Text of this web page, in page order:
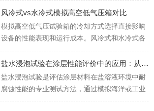
系到测试结果的准确性，还直接影响企业的维护
成本和运营效率。以下从多个维度深入分析影响
其寿命的核心因素：一、设备质量与...
风冷式vs水冷式模拟高空低气压箱对比
模拟高空低气压试验箱的冷却方式选择直接影响
设备的性能表现和运行成本。风冷式和水冷式各
有特点，选择时需要综合考虑设备功率、场地条
件、环境温度等因素。核心对比对比维度​风冷式​
水冷式​散热原理​利用空气流通散热，通过风扇和
散热器进行热交换利用水...
盐水浸泡试验在涂层性能评价中的应用：从附着力到耐腐蚀性
盐水浸泡试验是评估涂层材料在盐溶液环境中耐
腐蚀性能的专业测试方法，通过模拟海洋或工业
腐蚀环境，检验涂层的附着力、完整性及抗降解